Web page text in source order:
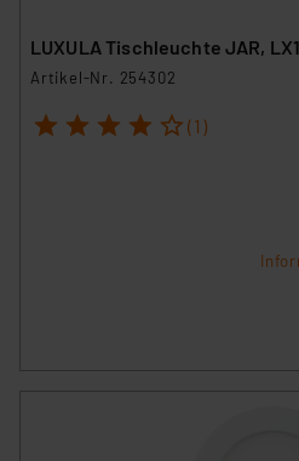
LUXULA Tischleuchte JAR,
Artikel-Nr. 254302
1 2 3 4 5 (1)